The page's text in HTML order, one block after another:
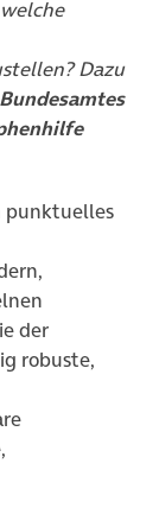
Dazu
punktuelles
der
robuste,